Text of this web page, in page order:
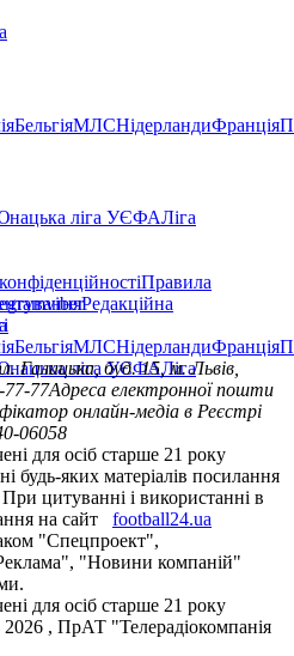
БельгіяМЛСНідерландиФранція
ліга УЄФАЛіга
Правила
Редакційна
viber
БельгіяМЛСНідерландиФранція
ліга УЄФАЛіга
Галицька, буд. 15, м. Львів,
77-77Адреса електронної пошти
онлайн-медіа в Реєстрі
06058
для осіб старше 21 року
будь-яких матеріалів посилання
цитуванні і використанні в
на сайт
football24.ua
"Спецпроект",
"Новини компаній"
для осіб старше 21 року
2026 , ПрАТ "Телерадіокомпанія